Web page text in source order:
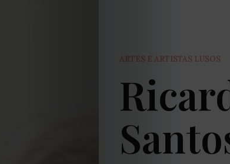
ARTES E ARTISTAS LUSOS